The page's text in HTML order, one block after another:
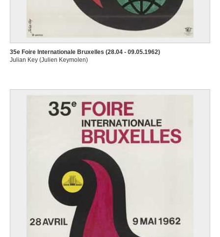
35e Foire Internationale Bruxelles (28.04 - 09.05.1962)
Julian Key (Julien Keymolen)